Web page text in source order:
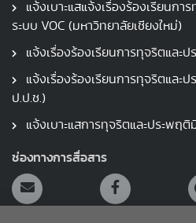
แจ้งเบาะแสแจ้งเรื่องร้องเรียนก
ระบบ VOC (มหาวิทยาลัยเชียงใหม่)
แจ้งเรื่องร้องเรียนการทุจริตแล
แจ้งเรื่องร้องเรียนการทุจริตและ
ป.ป.ช.)
แจ้งเบาะแสการทุจริตและประพฤ
ช่องทางการสื่อสาร